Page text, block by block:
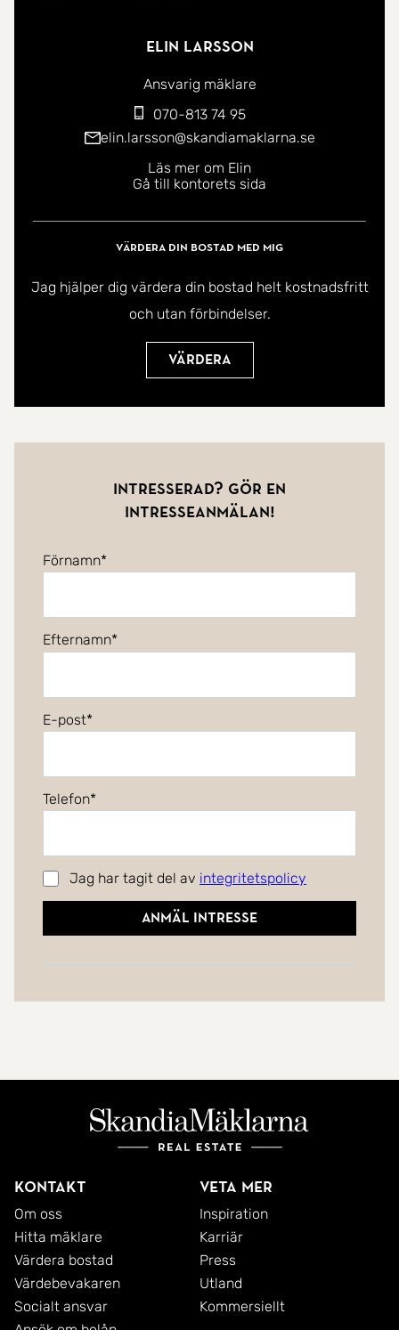
Elin Larsson
Ansvarig mäklare
070-813 74 95
elin.larsson@skandiamaklarna.se
Läs mer om Elin
Gå till kontorets sida
Värdera din bostad med mig
Jag hjälper dig värdera din bostad helt kostnadsfritt
och utan förbindelser.
Värdera
Intresserad? Gör en
intresseanmälan!
Förnamn
Efternamn
E-post
Telefon
Jag har tagit del av integritetspolicy
Anmäl intresse
Kontakt
Om oss
Hitta mäklare
Värdera bostad
Värdebevakaren
Socialt ansvar
Veta mer
Inspiration
Karriär
Press
Utland
Kommersiellt